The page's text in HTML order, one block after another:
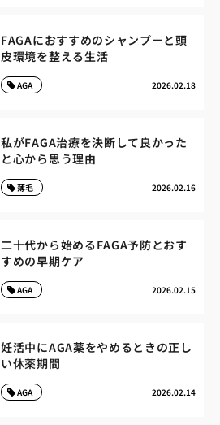
FAGAにおすすめのシャンプーと頭
皮環境を整える生活
2026.02.18
AGA
私がFAGA治療を決断して良かった
と心から思う理由
2026.02.16
薄毛
二十代から始めるFAGA予防とおす
すめの早期ケア
2026.02.15
AGA
妊活中にAGA薬をやめるときの正し
い休薬期間
2026.02.14
AGA